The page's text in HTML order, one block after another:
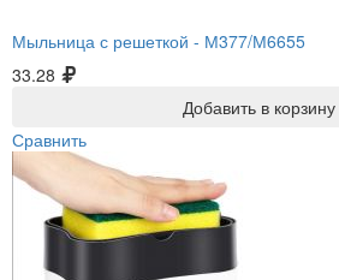
Мыльница с решеткой - М377/М6655
33.28
Добавить в корзину
Сравнить